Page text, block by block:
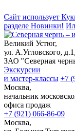
Сайт использует
разделе Новинки!
Великий Устюг,
ул. А.Угловского, д.1,
ЗАО "Северная
Экскурсии
и мастер-классы +7
Москва,
начальник
офиса продаж
+7 (921) 066-86-09
Москва,